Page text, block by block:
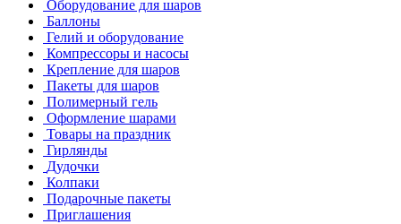
Оборудование для шаров
Баллоны
Гелий и оборудование
Компрессоры и насосы
Крепление для шаров
Пакеты для шаров
Полимерный гель
Оформление шарами
Товары на праздник
Гирлянды
Дудочки
Колпаки
Подарочные пакеты
Приглашения